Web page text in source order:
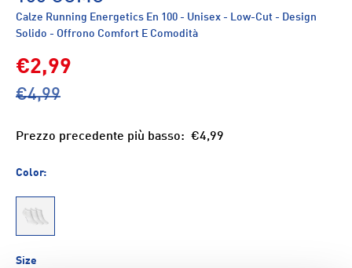
Calze Running Energetics En 100 - Unisex - Low-Cut - Design
Solido - Offrono Comfort E Comodità
€2,99
€4,99
Prezzo precedente più basso: €4,99
Color:
900
Size